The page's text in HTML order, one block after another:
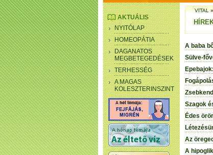
AKTUÁLIS
NYITÓLAP
HOMEOPÁTIA
DAGANATOS
MEGBETEGEDÉSEK
TERHESSÉG
A MAGAS
KOLESZTERINSZINT
VITAL
A baba
Sülve-
Szagok
Édes
Az
A